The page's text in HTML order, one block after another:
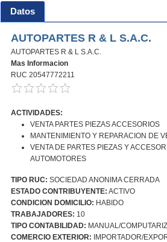
Datos
AUTOPARTES R & L S.A.C.
AUTOPARTES R & L S.A.C.
Mas Informacion
RUC 20547772211
ACTIVIDADES:
VENTA PARTES PIEZAS ACCESORIOS
MANTENIMIENTO Y REPARACION DE
VENTA DE PARTES PIEZAS Y
AUTOMOTORES
TIPO RUC: SOCIEDAD ANONIMA CERRADA
ESTADO CONTRIBUYENTE: ACTIVO
CONDICION DOMICILIO: HABIDO
TRABAJADORES: 10
TIPO CONTABILIDAD: MANUAL/
COMERCIO EXTERIOR: IMPORTADOR/